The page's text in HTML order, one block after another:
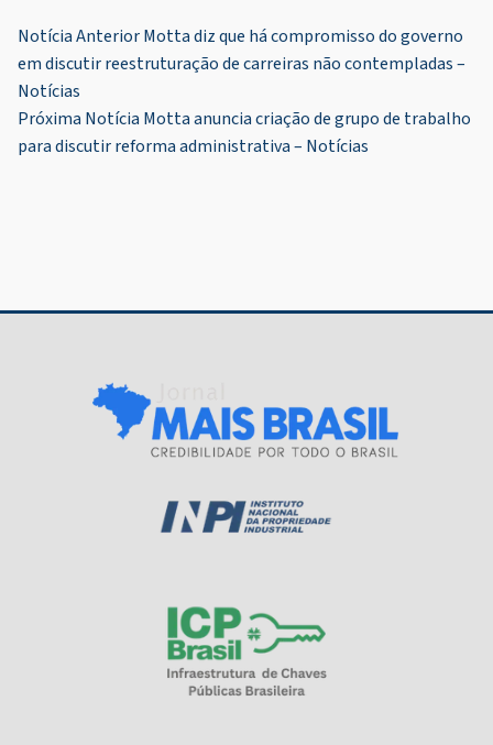
Navegação
de
Post
Notícia AnteriorMotta diz que há compromisso do governo
em discutir reestruturação de carreiras não contempladas –
Notícias
Próxima Notícia Motta anuncia criação de grupo de trabalho
para discutir reforma administrativa – Notícias